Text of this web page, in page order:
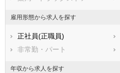
相楽郡笠置町
船井郡京丹波町
与謝郡与謝野町
雇用形態から求人を探す
正社員(正職員)
非常勤・パート
年収から求人を探す